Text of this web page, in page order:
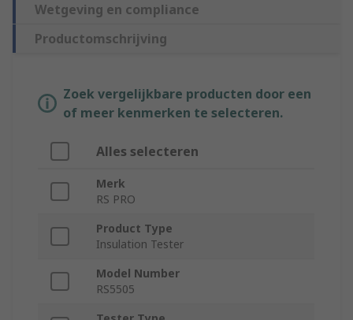
Wetgeving en compliance
Productomschrijving
Zoek vergelijkbare producten door een
of meer kenmerken te selecteren.
Alles selecteren
Merk
RS PRO
Product Type
Insulation Tester
Model Number
RS5505